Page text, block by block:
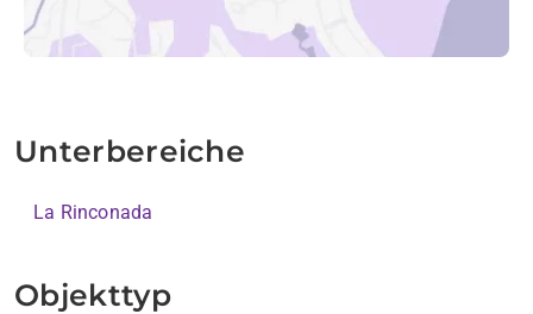
Unterbereiche
La Rinconada
Objekttyp